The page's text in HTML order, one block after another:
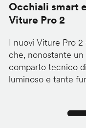
Occhiali smart
Viture Pro 2
I nuovi Viture Pro
che, nonostante
comparto tecnico
luminoso e tante